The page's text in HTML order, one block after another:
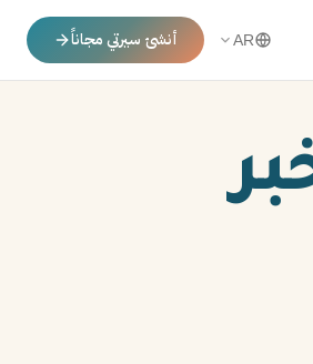
AR أنشئ سيرتي مجاناً